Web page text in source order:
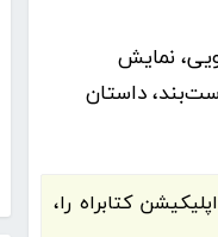
نمایش
داستان
اپلیکیشنکتابراه را،